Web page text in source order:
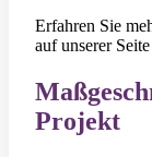
Erfahren Sie
auf unserer
Projekt